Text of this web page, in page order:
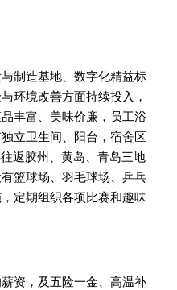
制造基地、数字化精益标
环境改善方面持续投入，
丰富、美味价廉，员工浴
立卫生间、阳台，宿舍区
返胶州、黄岛、青岛三地
篮球场、羽毛球场、乒乓
定期组织各项比赛和趣味
资，及五险一金、高温补